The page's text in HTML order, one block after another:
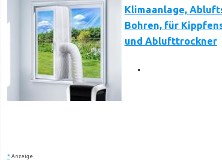
Klimaanlage,
Bohren, für
und Ablufttrockner
* Anzeige